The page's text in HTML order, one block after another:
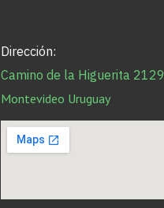
Dirección:
Camino de la Higuerita 2129
Montevideo Uruguay